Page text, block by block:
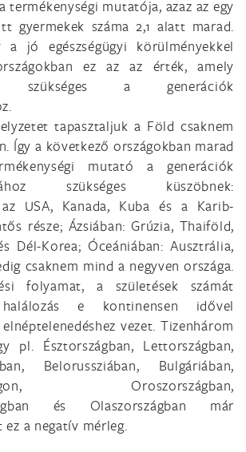
termékenységi mutatója, azaz az egy
gyermekek száma 2,1 alatt marad.
a jó egészségügyi körülményekkel
ez az az érték, amely
szükséges a generációk
tapasztaljuk a Föld csaknem
Így a következő országokban marad
mutató a generációk
szükséges küszöbnek:
USA, Kanada, Kuba és a Karib-
része; Ázsiában: Grúzia, Thaiföld,
Dél-Korea; Óceániában: Ausztrália,
csaknem mind a negyven országa.
folyamat, a születések számát
halálozás e kontinensen idővel
elnéptelenedéshez vezet. Tizenhárom
pl. Észtországban, Lettországban,
Belorussziában, Bulgáriában,
Oroszországban,
és Olaszországban már
a negatív mérleg.